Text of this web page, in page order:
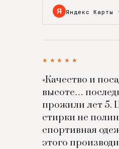
Я Яндекс Карты
★★★★★
«Качество и
высоте…
прожили лет 5.
стирки не
спортивная
этого